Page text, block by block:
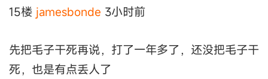
15楼 jamesbonde 3小时前
先把毛子干死再说，打了一年多了，还没把毛子干
死，也是有点丢人了